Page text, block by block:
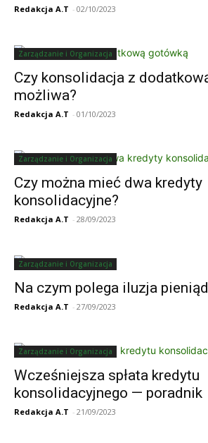
Redakcja A.T - 02/10/2023
Zarządzanie i Organizacja
Czy konsolidacja z
możliwa?
Redakcja A.T - 01/10/2023
Zarządzanie i Organizacja
Czy można mieć dwa kredyty
konsolidacyjne?
Redakcja A.T - 28/09/2023
Zarządzanie i Organizacja
Na czym polega iluzja
Redakcja A.T - 27/09/2023
Zarządzanie i Organizacja
Wcześniejsza spłata kredytu
konsolidacyjnego — poradnik
Redakcja A.T - 21/09/2023